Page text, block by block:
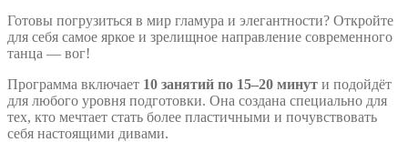
Готовы погрузиться в мир гламура и элегантности? Откройте
для себя самое яркое и зрелищное направление современного
танца — вог!
Программа включает 10 занятий по 15–20 минут и подойдёт
для любого уровня подготовки. Она создана специально для
тех, кто мечтает стать более пластичными и почувствовать
себя настоящими дивами.